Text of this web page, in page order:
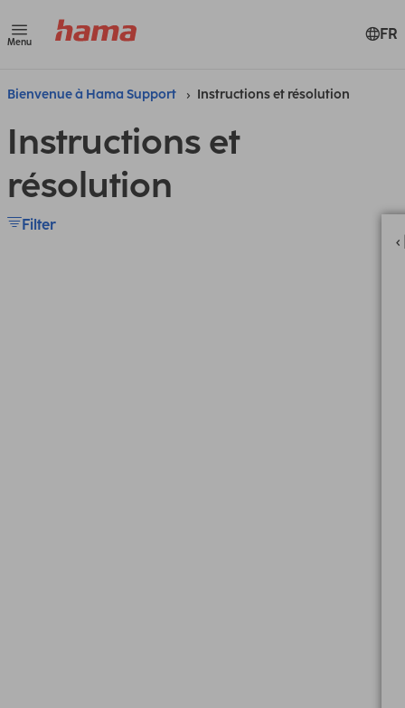
Menu FR
Bienvenue à Hama Support Instructions et résolution
Instructions et
résolution
Filter